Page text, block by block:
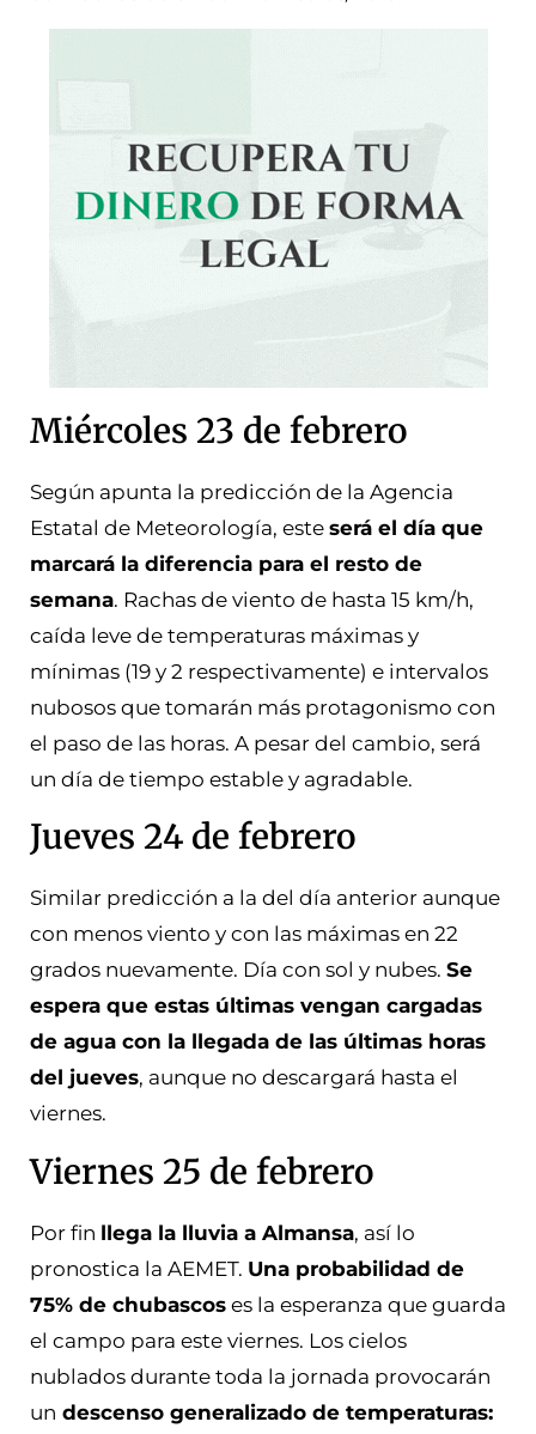
Miércoles 23 de febrero
Según apunta la predicción de la Agencia
Estatal de Meteorología, este será el día que
marcará la diferencia para el resto de
semana. Rachas de viento de hasta 15 km/h,
caída leve de temperaturas máximas y
mínimas (19 y 2 respectivamente) e intervalos
nubosos que tomarán más protagonismo con
el paso de las horas. A pesar del cambio, será
un día de tiempo estable y agradable.
Jueves 24 de febrero
Similar predicción a la del día anterior aunque
con menos viento y con las máximas en 22
grados nuevamente. Día con sol y nubes. Se
espera que estas últimas vengan cargadas
de agua con la llegada de las últimas horas
del jueves, aunque no descargará hasta el
viernes.
Viernes 25 de febrero
Por fin llega la lluvia a Almansa, así lo
pronostica la AEMET. Una probabilidad de
75% de chubascos es la esperanza que guarda
el campo para este viernes. Los cielos
nublados durante toda la jornada provocarán
un descenso generalizado de temperaturas: